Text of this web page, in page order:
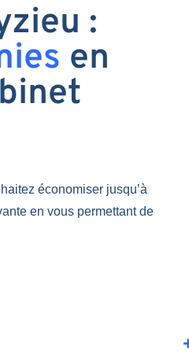
:
en
économiser jusqu’à
en vous permettant de